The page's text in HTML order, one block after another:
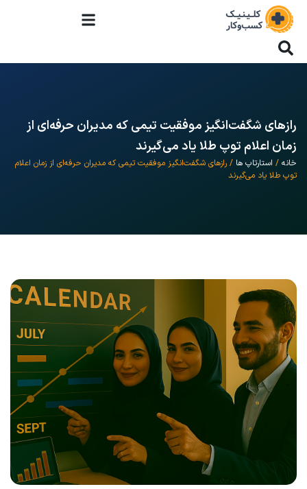
رازهای شگفت‌انگیز موفقیت تیمی که مدیران حرفه‌ای از
زمان اعلام توپ طلا یاد می‌گیرند
خانه / استارتاپ ها / رازهای شگفت‌انگیز موفقیت تیمی که مدیران حرفه‌ای از زمان اعلام
توپ طلا یاد می‌گیرند